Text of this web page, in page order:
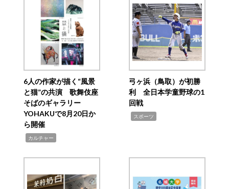
6人の作家が描く“風景
と猫”の共演 歌舞伎座
そばのギャラリー
YOHAKUで8月20日か
ら開催
カルチャー
弓ヶ浜（鳥取）が初勝
利 全日本学童野球の1
回戦
スポーツ